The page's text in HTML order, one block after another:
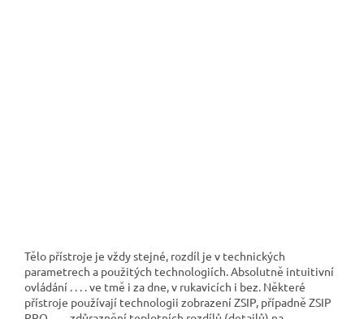
Tělo přístroje je vždy stejné, rozdíl je v technických
parametrech a použitých technologiích. Absolutně intuitivní
ovládání . . . .ve tmě i za dne, v rukavicích i bez. Některé
přístroje používají technologii zobrazení ZSIP, případně ZSIP